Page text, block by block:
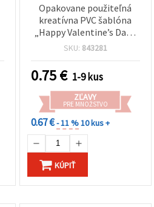
Opakovane použiteľná
kreatívna PVC šablóna
„Happy Valentine’s Day“,
veľkosť potlače 13,5 × 4,5
SKU: 843281
0.75€ 1-9 kus
ZĽAVY
PRE MNOŽSTVO
0.67 €- 11 %10 kus +
KÚPIŤ